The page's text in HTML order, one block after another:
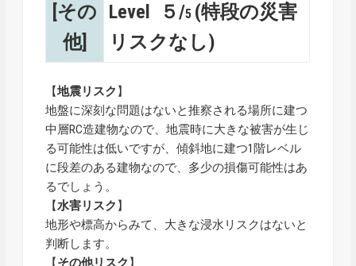
[その
他]
Level ５/5 (特段の災害
リスクなし)
【地震リスク 】
地盤に深刻な問題はないと推察される場所に建つ
中層RC造建物なので、地震時に大きな被害が生じ
る可能性は低いですが、傾斜地に建つ1階レベル
に段差のある建物なので、多少の損傷可能性はあ
るでしょう。
【水害リスク 】
地形や標高からみて、大きな浸水リスクはないと
判断します。
【その他リスク 】